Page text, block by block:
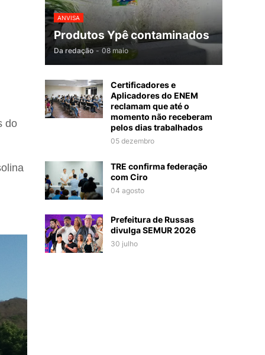
do
ANVISA
Produtos Ypê contaminados
Da redação - 08 maio
Certificadores e
Aplicadores do ENEM
reclamam que até o
momento não receberam
pelos dias trabalhados
05 dezembro
TRE confirma federação
com Ciro
04 agosto
Prefeitura de Russas
divulga SEMUR 2026
30 julho